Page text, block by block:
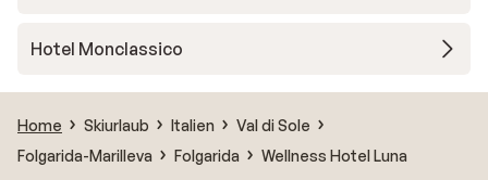
Hotel Monclassico
Home Skiurlaub Italien
Val di Sole
Folgarida-Marilleva
Folgarida Wellness Hotel Luna